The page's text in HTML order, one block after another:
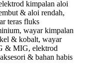
kimpalan aloi
& aloi rendah,
teras fluks
wayar kimpalan
& kobalt, wayar
& MIG, elektrod
& bahan habis